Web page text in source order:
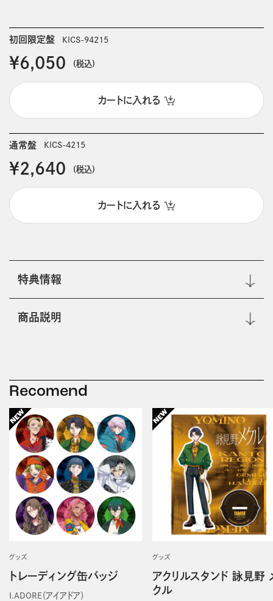
初回限定盤 KICS-94215
￥6,050 (税込)
カートに入れる
通常盤 KICS-4215
￥2,640 (税込)
カートに入れる
特典情報
商品説明
Recomend
グッズ
トレーディング缶バッジ
I.ADORE（アイアドア）
グッズ
アクリルスタンド 詠見野
クル